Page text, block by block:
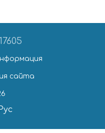
сайта